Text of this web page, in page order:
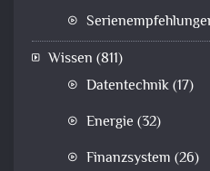
Wissen (811)
Datentechnik(17)
Energie (32)
Finanzsystem (26)